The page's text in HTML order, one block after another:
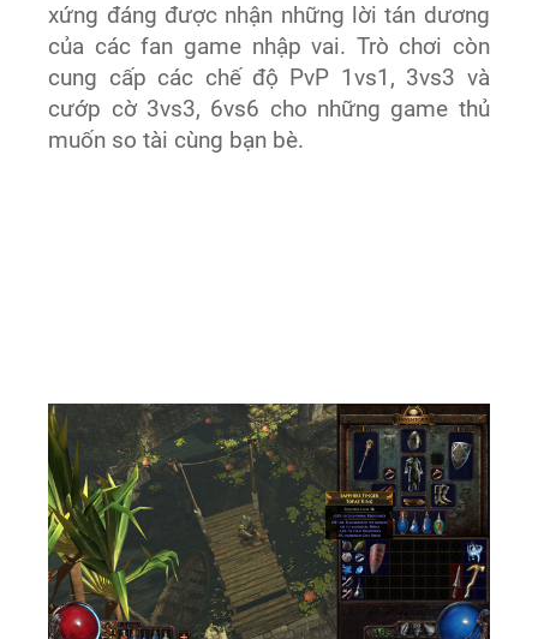
xứng đáng được nhận những lời tán dương
của các fan game nhập vai. Trò chơi còn
cung cấp các chế độ PvP 1vs1, 3vs3 và
cướp cờ 3vs3, 6vs6 cho những game thủ
muốn so tài cùng bạn bè.